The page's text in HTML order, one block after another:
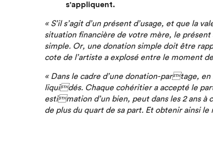
s'appliquent.
« S’il s’agit d’un présent d’usage, et que la
situation financière de votre mère, le
simple. Or, une donation simple doit être
cote de l’artiste a explosé entre le moment
« Dans le cadre d’une donation-partage,
liquidés. Chaque cohéritier a accepté le
estimation d’un bien, peut dans les 2 ans à
de plus du quart de sa part. Et obtenir ainsi